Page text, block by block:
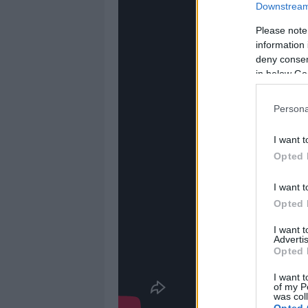
Please
information
deny
in below
I want
Opted
I want
Opted
I want
Opted
I want
of my
was